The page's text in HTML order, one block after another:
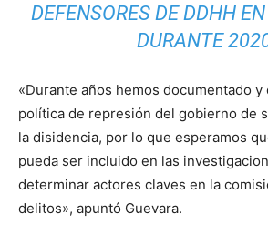
DEFENSORES DE DDHH
DURANTE
«Durante años hemos documentado y
política de represión del gobierno de
la disidencia, por lo que esperamos
pueda ser incluido en las
determinar actores claves en la
delitos», apuntó Guevara.